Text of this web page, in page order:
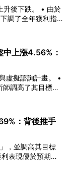
升後下跌。 • 由於
調了全年獲利指
例的審查，帶來
上漲4.56%：
虛擬諮詢計畫。 •
師調高了其目標
獲利改善並更新
：背後推手
，並調高其目標
表現優於預期。
回饋。